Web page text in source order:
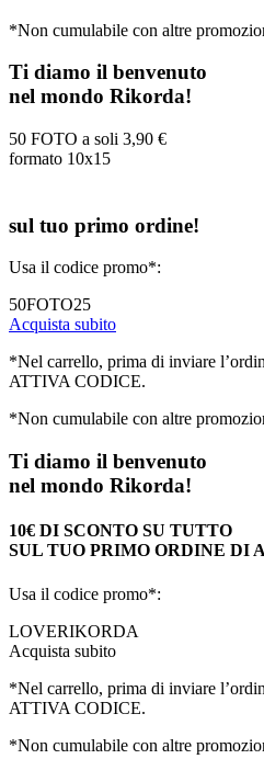
*Non cumulabile con altre
Ti diamo il benvenuto
nel mondo Rikorda!
50 FOTO a soli 3,90 €
formato 10x15
sul tuo primo ordine!
Usa il codice promo*:
50FOTO25
Acquista subito
*Nel carrello, prima di inviare
ATTIVA CODICE.
*Non cumulabile con altre
Ti diamo il benvenuto
nel mondo Rikorda!
10€ DI SCONTO SU TUTTO
SUL TUO PRIMO ORDINE DI
Usa il codice promo*:
LOVERIKORDA
Acquista subito
*Nel carrello, prima di inviare
ATTIVA CODICE.
*Non cumulabile con altre